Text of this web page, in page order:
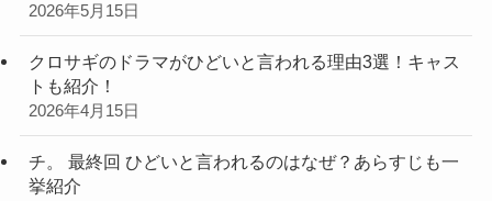
2026年5月15日
クロサギのドラマがひどいと言われる理由3選！キャス
トも紹介！
2026年4月15日
チ。 最終回 ひどいと言われるのはなぜ？あらすじも一
挙紹介